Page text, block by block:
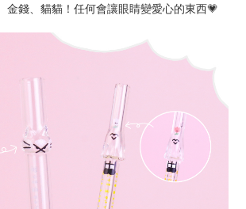
金錢、貓貓！任何會讓眼睛變愛心的東西💗